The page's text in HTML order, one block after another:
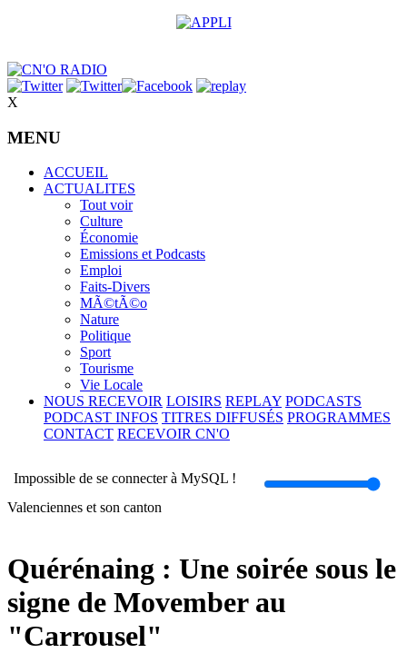
X
MENU
ACCUEIL
ACTUALITES
Tout voir
Culture
Économie
Emissions et Podcasts
Emploi
Faits-Divers
MÃ©tÃ©o
Nature
Politique
Sport
Tourisme
Vie Locale
NOUS RECEVOIR LOISIRS REPLAY PODCASTS
PODCAST INFOS TITRES DIFFUSÉS PROGRAMMES
CONTACT RECEVOIR CN'O
Impossible de se connecter à MySQL !
Valenciennes et son canton
Quérénaing : Une soirée sous le
signe de Movember au
"Carrousel"